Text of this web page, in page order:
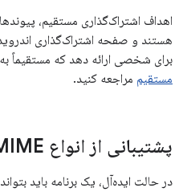
اهداف اشتراک‌گذاری مستقیم،
هستند و صفحه اشتراک‌گذاری
برای شخصی ارائه دهد که مستقیماً
مستقیم مراجعه کنید.
پشتیبانی از انواع MIME